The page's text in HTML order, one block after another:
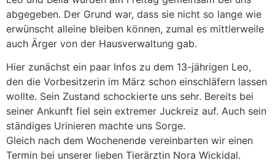
abgegeben. Der Grund war, dass sie nicht so lange wie
erwünscht alleine bleiben können, zumal es mittlerweile
auch Ärger von der Hausverwaltung gab.
Hier zunächst ein paar Infos zu dem 13-jährigen Leo,
den die Vorbesitzerin im März schon einschläfern lassen
wollte. Sein Zustand schockierte uns sehr. Bereits bei
seiner Ankunft fiel sein extremer Juckreiz auf. Auch sein
ständiges Urinieren machte uns Sorge.
Gleich nach dem Wochenende vereinbarten wir einen
Termin bei unserer lieben Tierärztin Nora Wickidal.